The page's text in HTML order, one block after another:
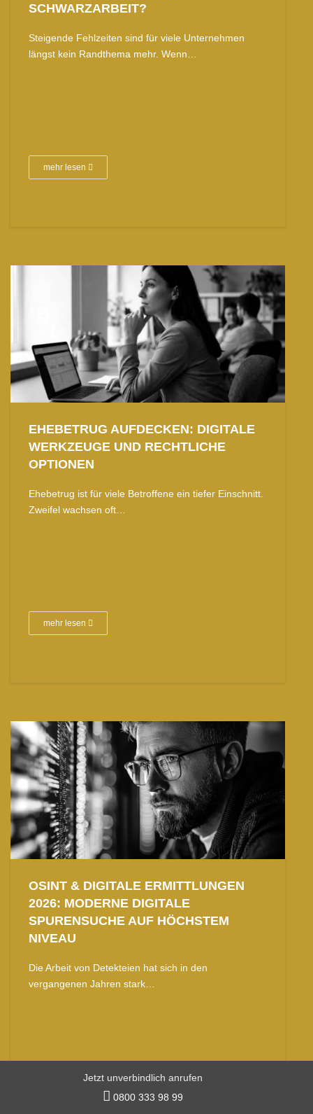
Jetzt unverbindlich anrufen
 0800 333 98 99
SCHWARZARBEIT?
Steigende Fehlzeiten sind für viele Unternehmen
längst kein Randthema mehr. Wenn…
mehr lesen
EHEBETRUG AUFDECKEN: DIGITALE
WERKZEUGE UND RECHTLICHE
OPTIONEN
Ehebetrug ist für viele Betroffene ein tiefer Einschnitt.
Zweifel wachsen oft…
mehr lesen
OSINT & DIGITALE ERMITTLUNGEN
2026: MODERNE DIGITALE
SPURENSUCHE AUF HÖCHSTEM
NIVEAU
Die Arbeit von Detekteien hat sich in den
vergangenen Jahren stark…
mehr lesen